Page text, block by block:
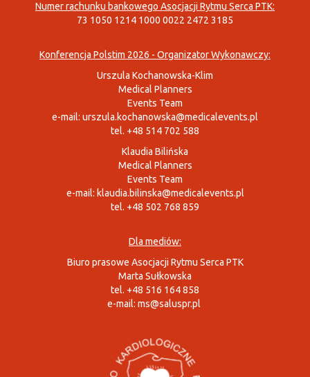
Numer rachunku bankowego Asocjacji Rytmu Serca PTK:
73 1050 1214 1000 0022 2472 3185
Konferencja Polstim 2026 - Organizator Wykonawczy:
Urszula Kochanowska-Klim
Medical Planners
Events Team
e-mail: urszula.kochanowska@medicalevents.pl
tel. +48 514 702 588
Klaudia Bilińska
Medical Planners
Events Team
e-mail: klaudia.bilinska@medicalevents.pl
tel. +48 502 768 859
Dla mediów:
Biuro prasowe Asocjacji Rytmu Serca PTK
Marta Sułkowska
tel. +48 516 164 858
e-mail: ms@saluspr.pl